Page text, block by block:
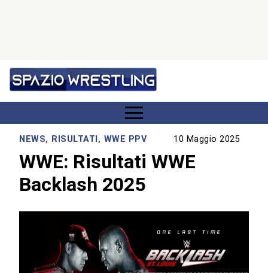
NEWS, RISULTATI, WWE PPV 10 Maggio 2025
WWE: Risultati WWE
Backlash 2025